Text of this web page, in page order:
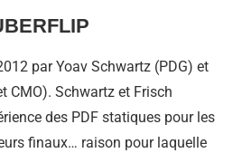
par Yoav Schwartz (PDG) et
CMO). Schwartz et Frisch
des PDF statiques pour les
finaux… raison pour laquelle